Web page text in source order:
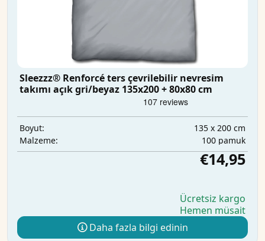
Sleezzz® Renforcé ters çevrilebilir nevresim
takımı açık gri/beyaz 135x200 + 80x80 cm
Boyut:
135 x 200 cm
Malzeme:
100 pamuk
€14,95
Ücretsiz kargo
Hemen müsait
Daha fazla bilgi edinin